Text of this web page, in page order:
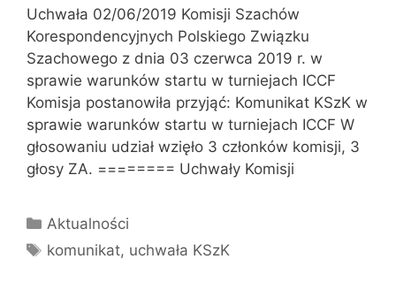
Uchwała 02/06/2019 Komisji Szachów
Korespondencyjnych Polskiego Związku
Szachowego z dnia 03 czerwca 2019 r. w
sprawie warunków startu w turniejach ICCF
Komisja postanowiła przyjąć: Komunikat KSzK w
sprawie warunków startu w turniejach ICCF W
głosowaniu udział wzięło 3 członków komisji, 3
głosy ZA. ======== Uchwały Komisji
Kategorie
Aktualności
Tagi
komunikat, uchwała KSzK